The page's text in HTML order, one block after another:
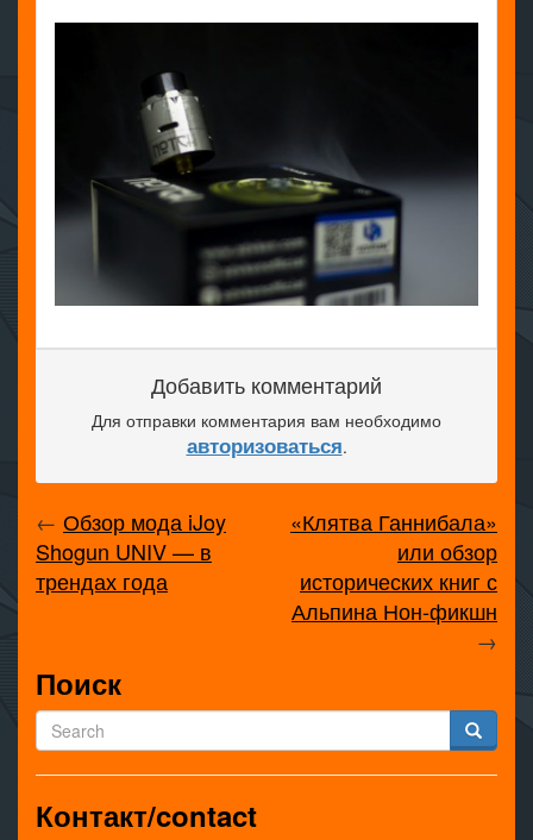
Добавить комментарий
Для отправки комментария вам необходимо
авторизоваться.
← Обзор мода iJoy
Shogun UNIV — в
трендах года
«Клятва Ганнибала»
или обзор
исторических книг с
Альпина Нон-фикшн
→
Поиск
Контакт/contact